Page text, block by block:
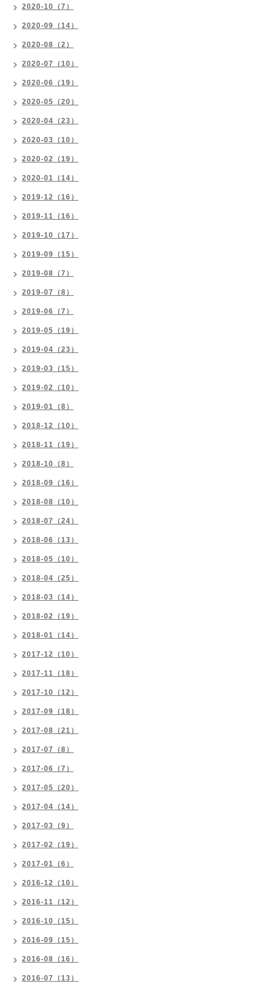
2020-10（7）
2020-09（14）
2020-08（2）
2020-07（10）
2020-06（19）
2020-05（20）
2020-04（23）
2020-03（10）
2020-02（19）
2020-01（14）
2019-12（16）
2019-11（16）
2019-10（17）
2019-09（15）
2019-08（7）
2019-07（8）
2019-06（7）
2019-05（19）
2019-04（23）
2019-03（15）
2019-02（10）
2019-01（8）
2018-12（10）
2018-11（19）
2018-10（8）
2018-09（16）
2018-08（10）
2018-07（24）
2018-06（13）
2018-05（10）
2018-04（25）
2018-03（14）
2018-02（19）
2018-01（14）
2017-12（10）
2017-11（18）
2017-10（12）
2017-09（18）
2017-08（21）
2017-07（8）
2017-06（7）
2017-05（20）
2017-04（14）
2017-03（9）
2017-02（19）
2017-01（6）
2016-12（10）
2016-11（12）
2016-10（15）
2016-09（15）
2016-08（16）
2016-07（13）